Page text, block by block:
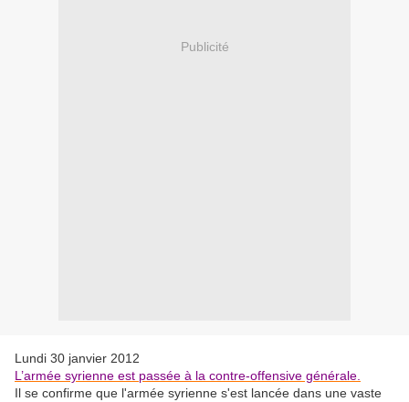
Publicité
Lundi 30 janvier 2012
L’armée syrienne est passée à la contre-offensive générale.
Il se confirme que l'armée syrienne s'est lancée dans une vaste